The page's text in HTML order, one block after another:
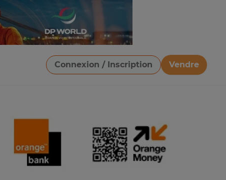
Connexion / Inscription
Vendre
Télécharger une image